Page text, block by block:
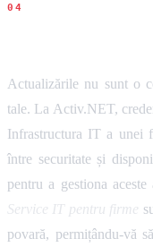
Actualizările nu sunt o
tale. La Activ.NET,
Infrastructura IT a unei
între securitate și
pentru a gestiona
Service IT pentru firme
povară, permițându-vă